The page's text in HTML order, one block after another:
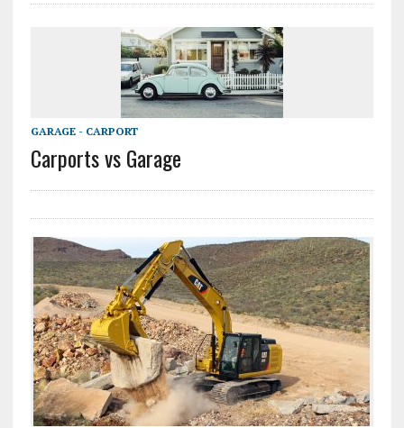
GARAGE - CARPORT
Carports vs Garage